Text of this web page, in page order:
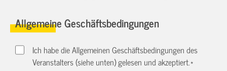
Allgemeine Geschäftsbedingungen
Ich habe die Allgemeinen Geschäftsbedingungen des
Veranstalters (siehe unten) gelesen und akzeptiert.*